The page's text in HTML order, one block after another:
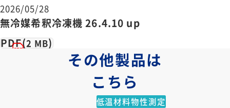
2026/05/28
無冷媒希釈冷凍機 26.4.10 up
PDF(2 MB)
その他製品は
こちら
低温材料物性測定